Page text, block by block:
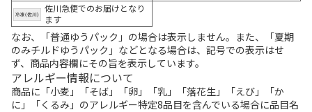
佐川急便でのお届けとなり
ます
なお、「普通ゆうパック」の場合は表示しません。また、「夏期
のみチルドゆうパック」などとなる場合は、記号での表示はせ
ず、商品内容欄にその旨を表示しています。
アレルギー情報について
商品に「小麦」「そば」「卵」「乳」「落花生」「えび」「か
に」「くるみ」のアレルギー特定8品目を含んでいる場合に品目名